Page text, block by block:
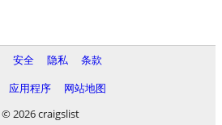
安全 隐私
条款
应用程序
网站地图
© 2026 craigslist